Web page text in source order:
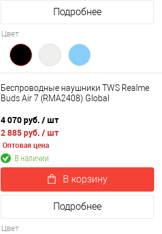
Подробнее
Цвет
Беспроводные наушники TWS Realme
Buds Air 7 (RMA2408) Global
4 070 руб. / шт
2 885 руб. / шт
Оптовая цена
В наличии
В корзину
Подробнее
Цвет